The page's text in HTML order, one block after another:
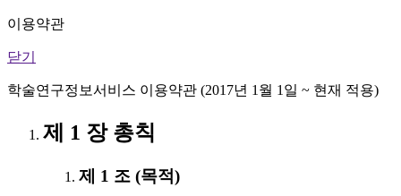
이용약관
닫기
학술연구정보서비스 이용약관 (2017년 1월 1일 ~ 현재 적용)
제 1 장 총칙
제 1 조 (목적)